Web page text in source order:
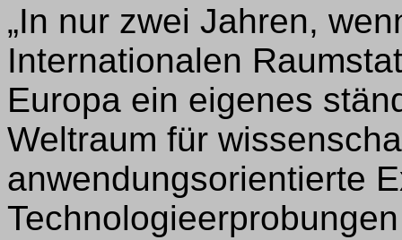
„In nur zwei Jahren,
Internationalen
Europa ein eigenes
Weltraum für
anwendungsorientierte